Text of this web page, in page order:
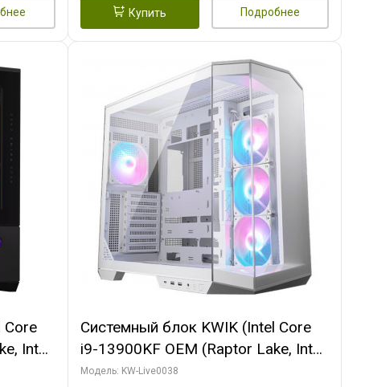
Купить Подробнее
Core
Intel
Системный блок KWIK (Intel Core
i9-13900KF OEM (Raptor Lake, Intel
7, C24 16EC/8P/ 32 ГБ ОЗУ (2
Модель: KW-Live0038